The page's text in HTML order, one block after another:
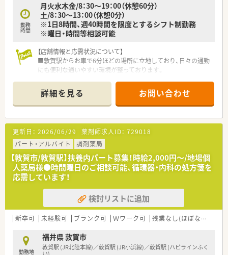
勤務
時間
月火水木金/8：30～19：00（休憩60分）
土/8：30～13：00（休憩0分）
※1日8時間、週40時間を限度とするシフト制勤務
※曜日・時間等相談可能
【店舗情報と応需状況について】
■敦賀駅からお車で6分ほどの場所に立地しており、日々の通勤
にも便利な通いやすい環境が整っております。
80枚ほど幅広く応需し地域医療に貢献しています。
■精神科や内科から外科や救急科まで多岐にわたる処方箋を経
験できるため薬剤師としての対応力が身につきます。
【法人特徴について】
■創業から80年以上という長い歴史を持ち、地域の方々から厚
い信頼を得ている非常に安定した老舗の企業です。
■代表ご自身も現場に入り気さくにコミュニケーションを取る
ため、風通しが良く働きやすい社風が特徴です。
■地域貢献を最優先に考えて採算度外視の設備投資を行うなど、
患者様第一の姿勢を貫いている法人となります。
【職場環境と雰囲気】
■幅広い年代のスタッフが在籍しており、互いに協力し合いなが
ら和やかな雰囲気の中で日々の業務を行っています。
担を軽減できるサポート体制が構築されています。
■充実した設備環境の中で業務を進めることができ、患者様への
詳細を見る お問い合わせ
更新日： 2026/06/29 薬剤師求人ID： 729018
パート・アルバイト
調剤薬局
【敦賀市/敦賀駅】扶養内パート募集！時給2,000円～/地場個
人薬局様●時間曜日のご相談可能、循環器・内科の処方箋を
応需しています！
検討リストに追加
新卒可 未経験可 ブランク可 Ｗワーク可 残業なし(ほぼなし含む)
勤務地
福井県 敦賀市
敦賀駅 (JR北陸本線)／敦賀駅 (JR小浜線)／敦賀駅 (ハピラインふく